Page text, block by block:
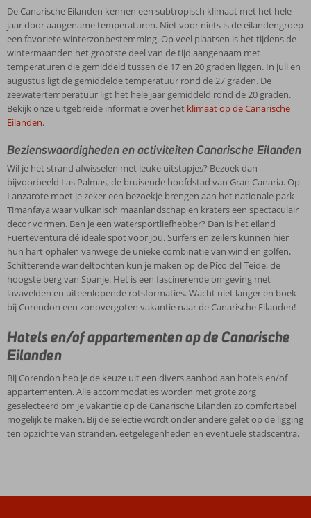
De Canarische Eilanden kennen een subtropisch klimaat met het hele
jaar door aangename temperaturen. Niet voor niets is de eilandengroep
een favoriete winterzonbestemming. Op veel plaatsen is het tijdens de
wintermaanden het grootste deel van de tijd aangenaam met
temperaturen die gemiddeld tussen de 17 en 20 graden liggen. In juli en
augustus ligt de gemiddelde temperatuur rond de 27 graden. De
zeewatertemperatuur ligt het hele jaar gemiddeld rond de 20 graden.
Bekijk onze uitgebreide informatie over het klimaat op de Canarische
Eilanden.
Bezienswaardigheden en activiteiten Canarische Eilanden
Wil je het strand afwisselen met leuke uitstapjes? Bezoek dan
bijvoorbeeld Las Palmas, de bruisende hoofdstad van Gran Canaria. Op
Lanzarote moet je zeker een bezoekje brengen aan het nationale park
Timanfaya waar vulkanisch maanlandschap en kraters een spectaculair
decor vormen. Ben je een watersportliefhebber? Dan is het eiland
Fuerteventura dé ideale spot voor jou. Surfers en zeilers kunnen hier
hun hart ophalen vanwege de unieke combinatie van wind en golfen.
Schitterende wandeltochten kun je maken op de Pico del Teide, de
hoogste berg van Spanje. Het is een fascinerende omgeving met
lavavelden en uiteenlopende rotsformaties. Wacht niet langer en boek
bij Corendon een zonovergoten vakantie naar de Canarische Eilanden!
Hotels en/of appartementen op de Canarische
Eilanden
Bij Corendon heb je de keuze uit een divers aanbod aan hotels en/of
appartementen. Alle accommodaties worden met grote zorg
geselecteerd om je vakantie op de Canarische Eilanden zo comfortabel
mogelijk te maken. Bij de selectie wordt onder andere gelet op de ligging
ten opzichte van stranden, eetgelegenheden en eventuele stadscentra.